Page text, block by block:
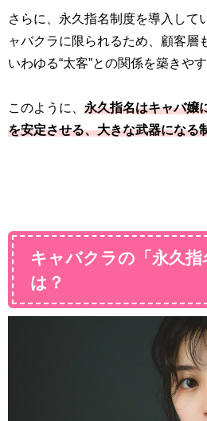
さらに、永久指名制度を導入して
ャバクラに限られるため、顧客層
いわゆる“太客”との関係を築きや
このように、 永久指名はキャバ嬢
を安定させる、大きな武器になる
キャバクラの「永久指
は？